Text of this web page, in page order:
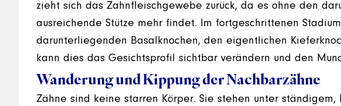
zieht sich das Zahnfleischgewebe zurück, da es ohne den
ausreichende Stütze mehr findet. Im fortgeschrittenen
darunterliegenden Basalknochen, den eigentlichen
kann dies das Gesichtsprofil sichtbar verändern und den
Wanderung und Kippung der Nachbarzähne
Zähne sind keine starren Körper. Sie stehen unter